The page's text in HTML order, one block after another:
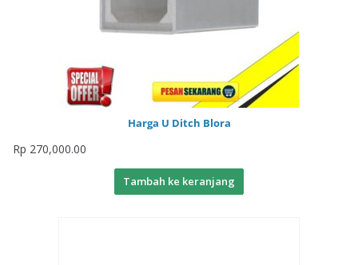
Harga U Ditch Blora
Rp 270,000.00
Tambah ke keranjang